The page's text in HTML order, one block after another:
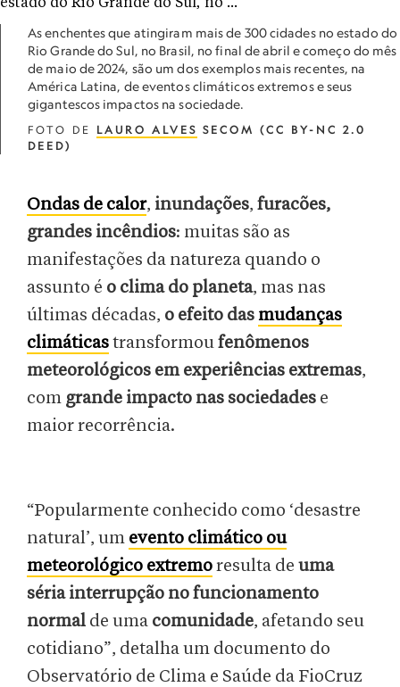
As enchentes que atingiram mais de 300 cidades no estado do
Rio Grande do Sul, no Brasil, no final de abril e começo do mês
de maio de 2024, são um dos exemplos mais recentes, na
América Latina, de eventos climáticos extremos e seus
gigantescos impactos na sociedade.
FOTO DE LAURO ALVES SECOM (CC BY-NC 2.0
DEED)
Ondas de calor, inundações, furacões,
grandes incêndios: muitas são as
manifestações da natureza quando o
assunto é o clima do planeta, mas nas
últimas décadas, o efeito das mudanças
climáticastransformoufenômenos
meteorológicos em experiências extremas,
com grande impacto nas sociedades e
maior recorrência.
“Popularmente conhecido como ‘desastre
natural’, um evento climático ou
meteorológico extremoresulta de uma
séria interrupção no funcionamento
normal de uma comunidade, afetando seu
cotidiano”, detalha um documento do
Observatório de Clima e Saúde da FioCruz